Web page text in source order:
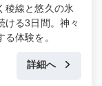
稜線と悠久の氷
ける3日間。神々
体験を。
詳細へ